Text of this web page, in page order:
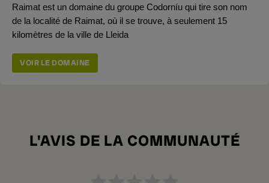
Raimat est un domaine du groupe Codorníu qui tire son nom
de la localité de Raimat, où il se trouve, à seulement 15
kilomètres de la ville de Lleida
VOIR LE DOMAINE
L'AVIS DE LA COMMUNAUTÉ